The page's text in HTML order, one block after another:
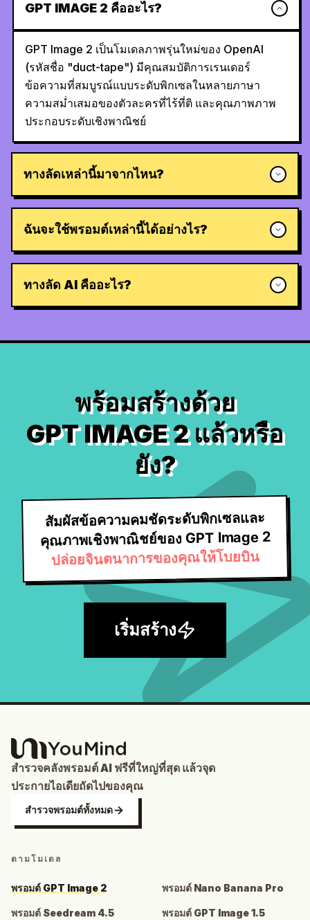
GPT IMAGE 2 คืออะไร?
GPT Image 2 เป็นโมเดลภาพรุ่นใหม่ของ OpenAI
(รหัสชื่อ "duct-tape") มีคุณสมบัติการเรนเดอร์
ข้อความที่สมบูรณ์แบบระดับพิกเซลในหลายภาษา
ความสม่ำเสมอของตัวละครที่ไร้ที่ติ และคุณภาพภาพ
ประกอบระดับเชิงพาณิชย์
ทางลัดเหล่านี้มาจากไหน?
ฉันจะใช้พรอมต์เหล่านี้ได้อย่างไร?
ทางลัด AI คืออะไร?
พร้อมสร้างด้วย
GPT IMAGE 2 แล้วหรือ
ยัง?
สัมผัสข้อความคมชัดระดับพิกเซลและ
คุณภาพเชิงพาณิชย์ของ GPT Image 2
ปล่อยจินตนาการของคุณให้โบยบิน
เริ่มสร้าง
สำรวจคลังพรอมต์ AI ฟรีที่ใหญ่ที่สุด แล้วจุด
ประกายไอเดียถัดไปของคุณ
สำรวจพรอมต์ทั้งหมด
ตามโมเดล
พรอมต์ GPT Image 2 พรอมต์ Nano Banana Pro
พรอมต์ Seedream 4.5 พรอมต์ GPT Image 1.5